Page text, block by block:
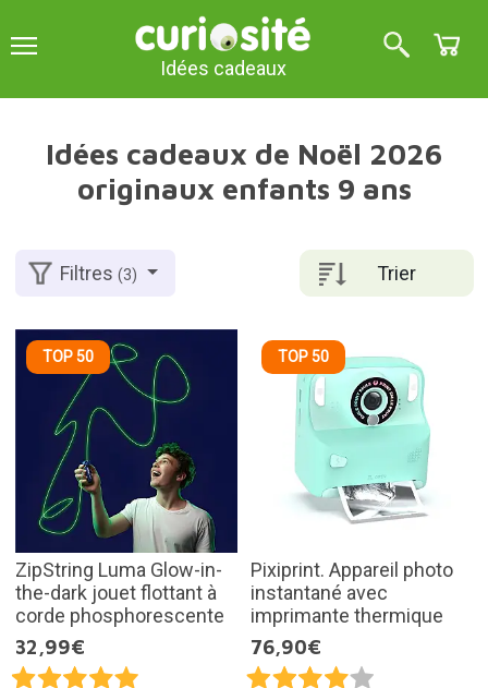
Idées cadeaux
Idées cadeaux de Noël 2026
originaux enfants 9 ans
Trier
Filtres(3)
TOP 50
ZipString Luma Glow-in-
the-dark jouet flottant à
corde phosphorescente
32,99€
TOP 50
Pixiprint. Appareil photo
instantané avec
imprimante thermique
76,90€